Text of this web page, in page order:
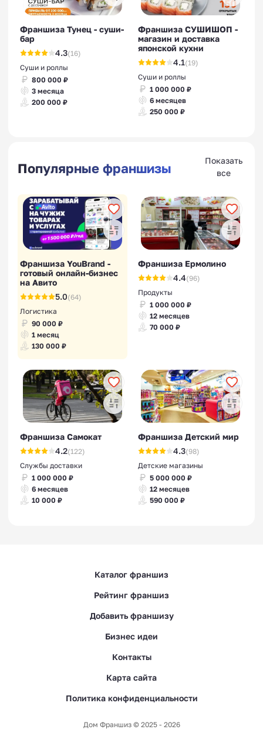
Франшиза Тунец - суши-
бар
4.3(16)
Суши и роллы
800 000 ₽
3 месяца
200 000 ₽
Франшиза СУШИШОП -
магазин и доставка
японской кухни
4.1(19)
Суши и роллы
1 000 000 ₽
6 месяцев
250 000 ₽
Популярные франшизы
Показать
все
Франшиза YouBrand -
готовый онлайн-бизнес
на Авито
5.0(64)
Логистика
90 000 ₽
1 месяц
130 000 ₽
Франшиза Ермолино
4.4(96)
Продукты
1 000 000 ₽
12 месяцев
70 000 ₽
Франшиза Самокат
4.2(122)
Службы доставки
1 000 000 ₽
6 месяцев
10 000 ₽
Франшиза Детский мир
4.3(98)
Детские магазины
5 000 000 ₽
12 месяцев
590 000 ₽
Каталог франшиз
Рейтинг франшиз
Добавить франшизу
Бизнес идеи
Контакты
Карта сайта
Политика конфиденциальности
Дом Франшиз © 2025 - 2026